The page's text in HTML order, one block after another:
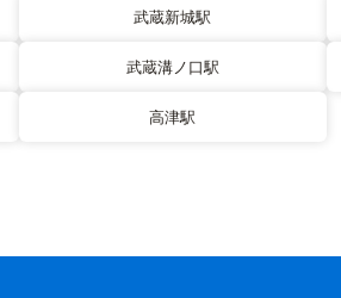
武蔵新城駅
武蔵溝ノ口駅
高津駅